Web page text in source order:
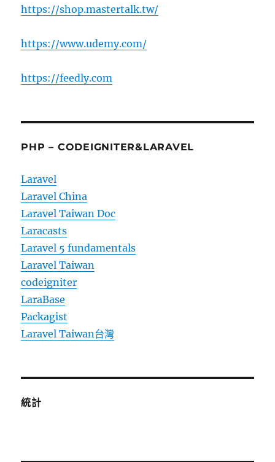
https://shop.mastertalk.tw/
https://www.udemy.com/
https://feedly.com
PHP – CODEIGNITER&LARAVEL
Laravel
Laravel China
Laravel Taiwan Doc
Laracasts
Laravel 5 fundamentals
Laravel Taiwan
codeigniter
LaraBase
Packagist
Laravel Taiwan台灣
統計